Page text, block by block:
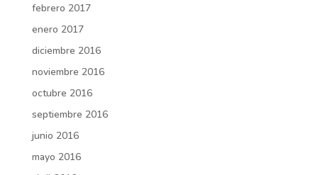
febrero 2017
enero 2017
diciembre 2016
noviembre 2016
octubre 2016
septiembre 2016
junio 2016
mayo 2016